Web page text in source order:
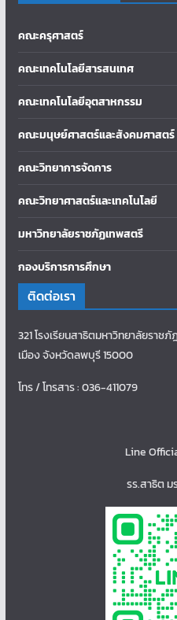
คณะครุศาสตร์
คณะเทคโนโลยีสารสนเทศ
คณะเทคโนโลยีอุตสาหกรรม
คณะมนุษย์ศาสตร์และสังคมศาสตร์
คณะวิทยาการจัดการ
คณะวิทยาศาสตร์และเทคโนโลยี
มหาวิทยาลัยราชภัฏเทพสตรี
กองบริการการศึกษา
ติดต่อเรา
321 โรงเรียนสาธิตมหาวิทยาลัยราช
เมือง จังหวัดลพบุรี 15000
โทร / โทรสาร : 036-411079
Line
รร.สาธิต